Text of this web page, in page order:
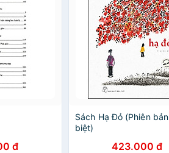
đ
Sách Hạ Đỏ (Phiên
biệt)
423.000 đ